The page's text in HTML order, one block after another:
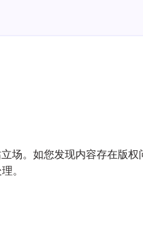
场。如您发现内容存在版权
。